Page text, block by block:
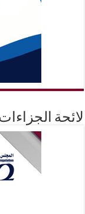
لائحة